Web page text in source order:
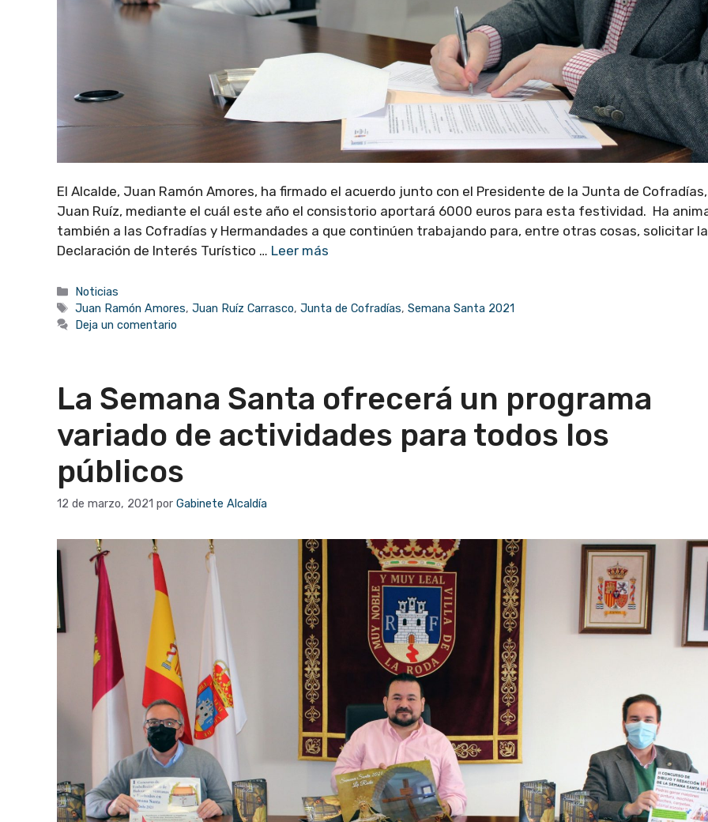
El Alcalde, Juan Ramón Amores, ha firmado el acuerdo junto con el Presidente de la Junta de Cofradías,
Juan Ruíz, mediante el cuál este año el consistorio aportará 6000 euros para esta festividad. Ha
también a las Cofradías y Hermandades a que continúen trabajando para, entre otras cosas, solicitar la
Declaración de Interés Turístico … Leer más
Categorías
Noticias
Etiquetas
Juan Ramón Amores,Juan Ruíz Carrasco,Junta de Cofradías,Semana Santa 2021
Deja un comentario
La Semana Santa ofrecerá un programa
variado de actividades para todos los
públicos
12 de marzo, 2021 por Gabinete Alcaldía